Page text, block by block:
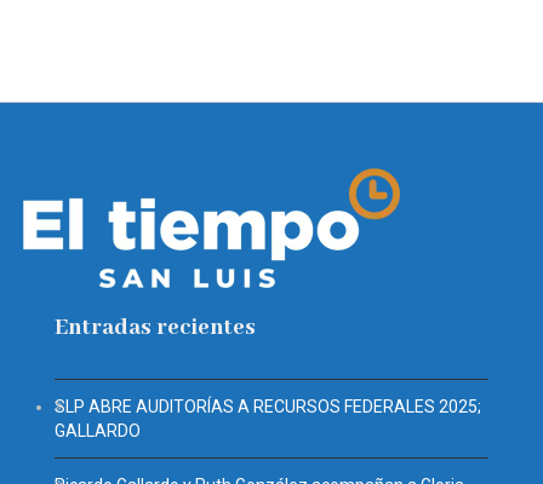
Entradas recientes
SLP ABRE AUDITORÍAS A RECURSOS FEDERALES 2025;
GALLARDO